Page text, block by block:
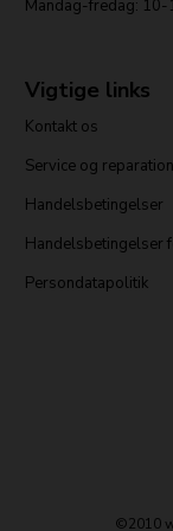
Mandag-fredag: 10-
Vigtige links
Kontakt os
Service og reparation
Handelsbetingelser
Handelsbetingelser
Persondatapolitik
©2010